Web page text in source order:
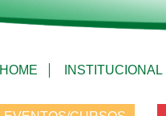
HOME INSTITUCIONAL